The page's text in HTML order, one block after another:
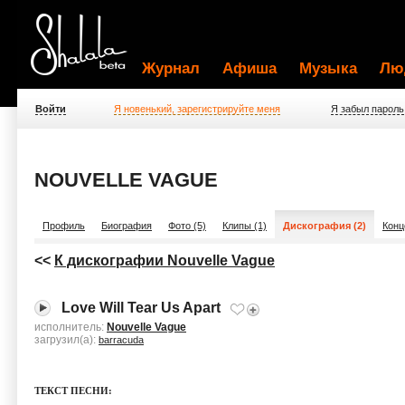
Журнал Афиша Музыка
Войти Я новенький, зарегистрируйте меня Я забыл пароль
NOUVELLE VAGUE
Профиль Биография Фото (5) Клипы (1) Дискография (2)
<< К дискографии Nouvelle Vague
Love Will Tear Us Apart
исполнитель: Nouvelle Vague
загрузил(а): barracuda
ТЕКСТ ПЕСНИ: